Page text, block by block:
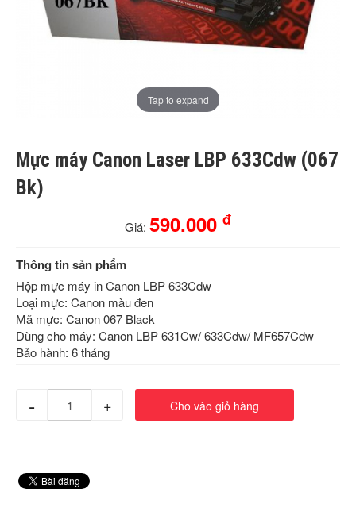
Tap to expand
Mực máy Canon Laser LBP 633Cdw (067
Bk)
Giá: 590.000 đ
Thông tin sản phẩm
Hộp mực máy in Canon LBP 633Cdw
Loại mực: Canon màu đen
Mã mực: Canon 067 Black
Dùng cho máy: Canon LBP 631Cw/ 633Cdw/ MF657Cdw
Bảo hành: 6 tháng
- + Cho vào giỏ hàng